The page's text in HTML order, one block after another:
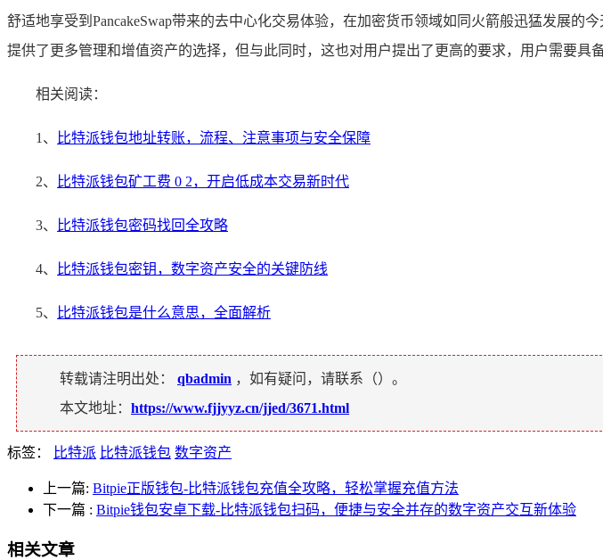
舒适地享受到PancakeSwap带来的去中心化交易体验，在加密货币领域如同火箭般迅猛发展
提供了更多管理和增值资产的选择，但与此同时，这也对用户提出了更高的要求，用户需要具
相关阅读：
1、 比特派钱包地址转账，流程、注意事项与安全保障
2、 比特派钱包矿工费 0 2，开启低成本交易新时代
3、 比特派钱包密码找回全攻略
4、 比特派钱包密钥，数字资产安全的关键防线
5、 比特派钱包是什么意思，全面解析
转载请注明出处： qbadmin ，如有疑问，请联系（）。
本文地址： https://www.fjjyyz.cn/jjed/3671.html
标签： 比特派 比特派钱包 数字资产
上一篇: Bitpie正版钱包-比特派钱包充值全攻略，轻松掌握充值方法
下一篇 : Bitpie钱包安卓下载-比特派钱包扫码，便捷与安全并存的数字资产交互新体验
相关文章